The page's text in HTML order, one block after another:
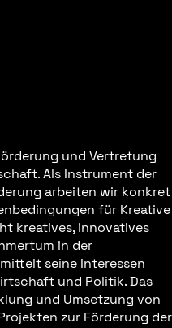
und Vertretung
Als Instrument der
arbeiten wir konkret
für Kreative
kreatives, innovatives
in der
seine Interessen
und Politik. Das
und Umsetzung von
zur Förderung der